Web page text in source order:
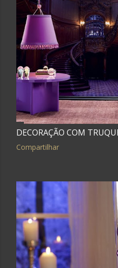
P
o
s
t
a
g
e
s
DECORAÇÃO COM
Compartilhar